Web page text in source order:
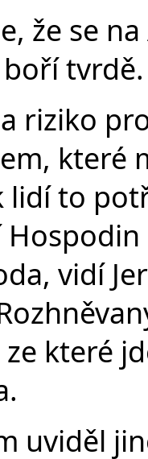
že se
tvrdě.
riziko
které
lidí to
vidí
které
uviděl